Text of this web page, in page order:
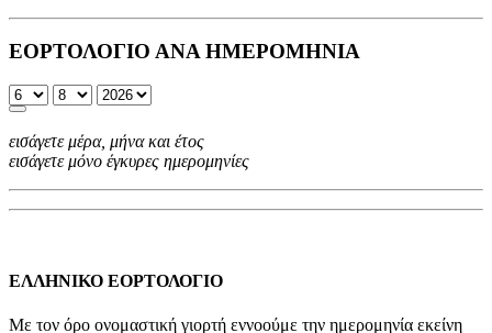
ΕΟΡΤΟΛΟΓΙΟ ΑΝΑ ΗΜΕΡΟΜΗΝΙΑ
εισάγετε μέρα, μήνα και έτος
εισάγετε μόνο έγκυρες ημερομηνίες
ΕΛΛΗΝΙΚΟ ΕΟΡΤΟΛΟΓΙΟ
Με τον όρο ονομαστική γιορτή εννοούμε την ημερομηνία εκείνη